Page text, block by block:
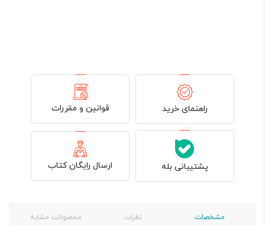
راهنمای خرید قوانین و مقررات
پشتیبانی بله ارسال رایگان کتاب
مشخصات نظرات محصولات مشابه